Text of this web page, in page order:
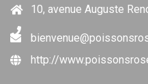
10, avenue Auguste
http://